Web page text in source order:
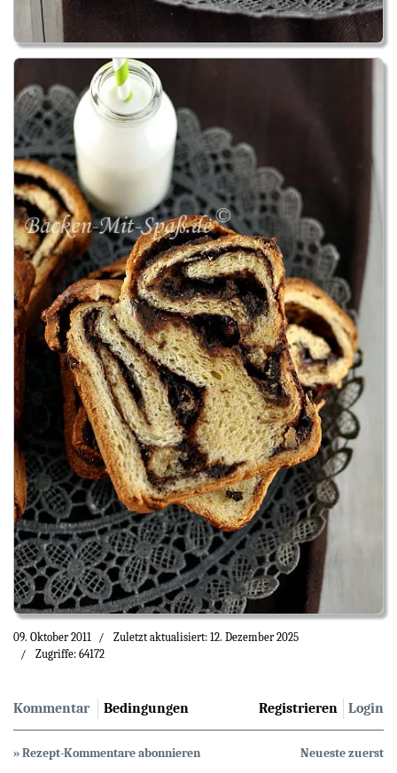
09. Oktober 2011
Zuletzt aktualisiert: 12. Dezember 2025
Zugriffe: 64172
Kommentar Bedingungen Login
Registrieren
» Rezept-Kommentare abonnieren Neueste zuerst